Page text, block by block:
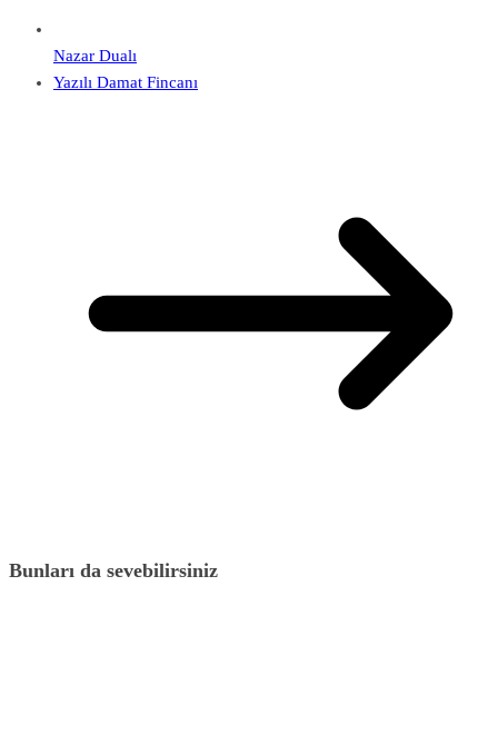
Nazar Dualı
Yazılı Damat Fincanı
Bunları da sevebilirsiniz